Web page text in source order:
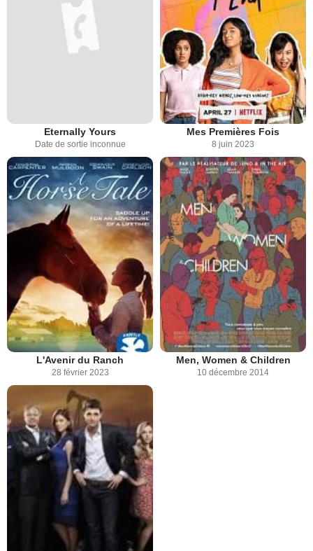
Eternally Yours
Date de sortie inconnue
Mes Premières Fois
8 juin 2023
L'Avenir du Ranch
28 février 2023
Men, Women & Children
10 décembre 2014